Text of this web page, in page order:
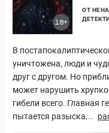
18+
ОТ
В
уничтожена, люди и
друг с другом. Но
может нарушить
гибели всего. Главная
пытается разыска...